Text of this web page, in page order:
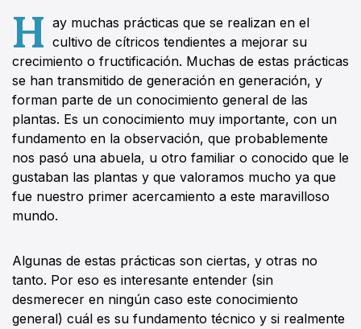
H ay muchas prácticas que se realizan en el
cultivo de cítricos tendientes a mejorar su
crecimiento o fructificación. Muchas de estas prácticas
se han transmitido de generación en generación, y
forman parte de un conocimiento general de las
plantas. Es un conocimiento muy importante, con un
fundamento en la observación, que probablemente
nos pasó una abuela, u otro familiar o conocido que le
gustaban las plantas y que valoramos mucho ya que
fue nuestro primer acercamiento a este maravilloso
mundo.
Algunas de estas prácticas son ciertas, y otras no
tanto. Por eso es interesante entender (sin
desmerecer en ningún caso este conocimiento
general) cuál es su fundamento técnico y si realmente